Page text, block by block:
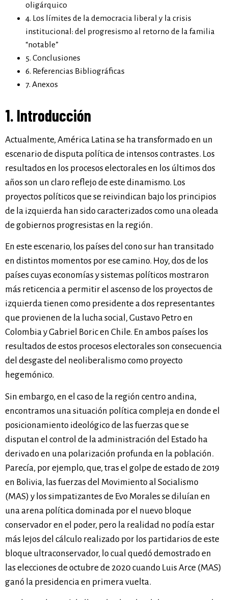
oligárquico
4. Los límites de la democracia liberal y la crisis
institucional: del progresismo al retorno de la familia
“notable”
5. Conclusiones
6. Referencias Bibliográficas
7. Anexos
1. Introducción
Actualmente, América Latina se ha transformado en un
escenario de disputa política de intensos contrastes. Los
resultados en los procesos electorales en los últimos dos
años son un claro reflejo de este dinamismo. Los
proyectos políticos que se reivindican bajo los principios
de la izquierda han sido caracterizados como una oleada
de gobiernos progresistas en la región.
En este escenario, los países del cono sur han transitado
en distintos momentos por ese camino. Hoy, dos de los
países cuyas economías y sistemas políticos mostraron
más reticencia a permitir el ascenso de los proyectos de
izquierda tienen como presidente a dos representantes
que provienen de la lucha social, Gustavo Petro en
Colombia y Gabriel Boric en Chile. En ambos países los
resultados de estos procesos electorales son consecuencia
del desgaste del neoliberalismo como proyecto
hegemónico.
Sin embargo, en el caso de la región centro andina,
encontramos una situación política compleja en donde el
posicionamiento ideológico de las fuerzas que se
disputan el control de la administración del Estado ha
derivado en una polarización profunda en la población.
Parecía, por ejemplo, que, tras el golpe de estado de 2019
en Bolivia, las fuerzas del Movimiento al Socialismo
(MAS) y los simpatizantes de Evo Morales se diluían en
una arena política dominada por el nuevo bloque
conservador en el poder, pero la realidad no podía estar
más lejos del cálculo realizado por los partidarios de este
bloque ultraconservador, lo cual quedó demostrado en
las elecciones de octubre de 2020 cuando Luis Arce (MAS)
ganó la presidencia en primera vuelta.